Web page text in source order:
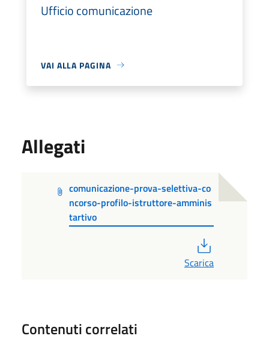
Ufficio comunicazione
VAI ALLA PAGINA
Allegati
comunicazione-prova-selettiva-co
ncorso-profilo-istruttore-amminis
tartivo
Scarica
Contenuti correlati